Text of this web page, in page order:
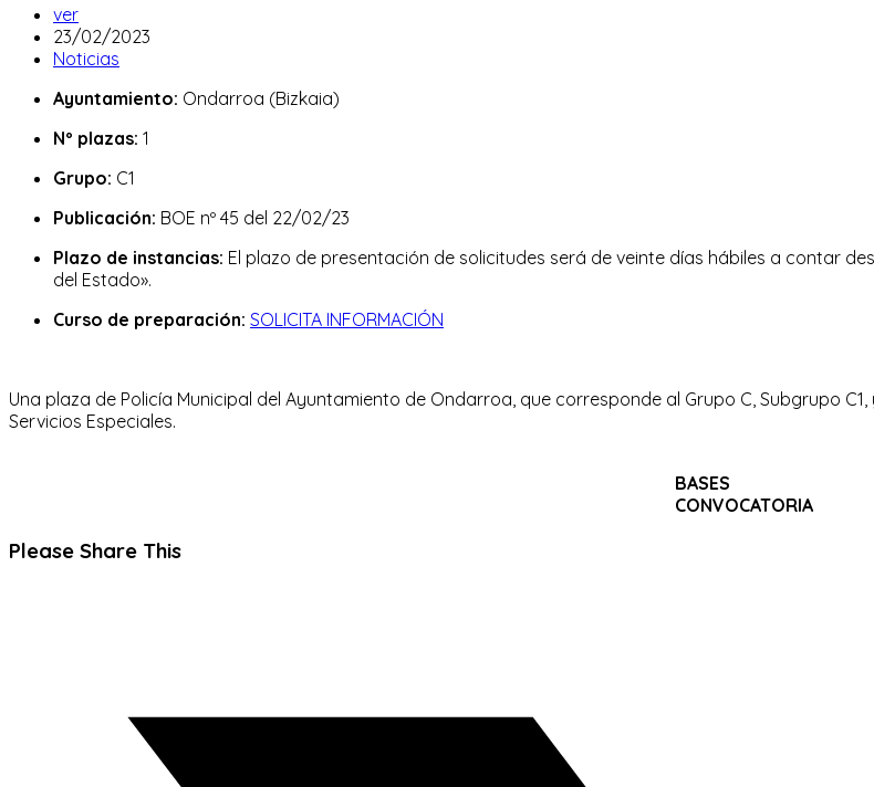
Autor
de
la
ver
Publicación
de
entrada:
23/02/2023
Categoría
la
Noticias
Ayuntamiento: Ondarroa (Bizkaia)
Nº plazas: 1
Grupo: C1
Publicación: BOE nº 45 del 22/02/23
Plazo de instancias: El plazo de presentación de solicitudes será de veinte días hábiles a contar
del Estado».
Curso de preparación: SOLICITA INFORMACIÓN
Una plaza de Policía Municipal del Ayuntamiento de Ondarroa, que corresponde al Grupo C, Subgrupo
Servicios Especiales.
BASES
CONVOCATORIA
Please Share ThisCompartir